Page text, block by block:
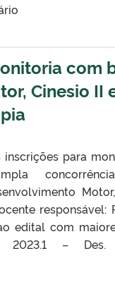
com
Cinesio II
inscrições para
responsável:
edital com
2023.1 – Des.